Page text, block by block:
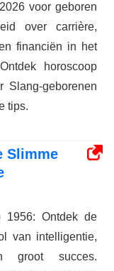
voor geboren
over carrière,
financiën in het
horoscoop
Slang-geborenen
tips.
Slimme
1956: Ontdek de
van intelligentie,
groot succes.